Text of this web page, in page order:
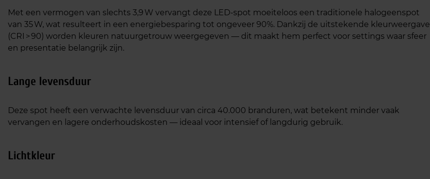
Met een vermogen van slechts 3,9 W vervangt deze LED‑spot moeiteloos een traditionele halogeenspot
van 35 W, wat resulteert in een energiebesparing tot ongeveer 90%. Dankzij de uitstekende kleurweergave
(CRI > 90) worden kleuren natuurgetrouw weergegeven — dit maakt hem perfect voor settings waar sfeer
en presentatie belangrijk zijn.
Lange levensduur
Deze spot heeft een verwachte levensduur van circa 40.000 branduren, wat betekent minder vaak
vervangen en lagere onderhoudskosten — ideaal voor intensief of langdurig gebruik.
Lichtkleur